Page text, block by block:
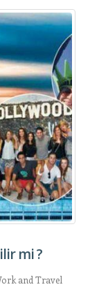
mi ?
and Travel